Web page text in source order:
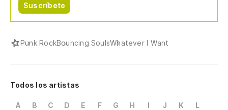
Suscríbete
Punk RockBouncing SoulsWhatever I Want
Todos los artistas
A B C D E F G H I J K
L